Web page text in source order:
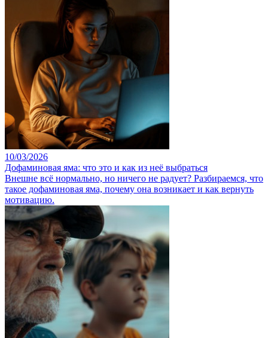
10/03/2026
Дофаминовая яма: что это и как из неё выбраться
Внешне всё нормально, но ничего не радует? Разбираемся, что
такое дофаминовая яма, почему она возникает и как вернуть
мотивацию.